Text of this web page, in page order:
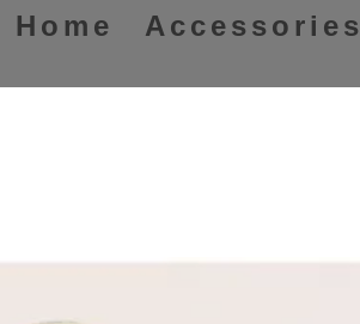
Home Accessories